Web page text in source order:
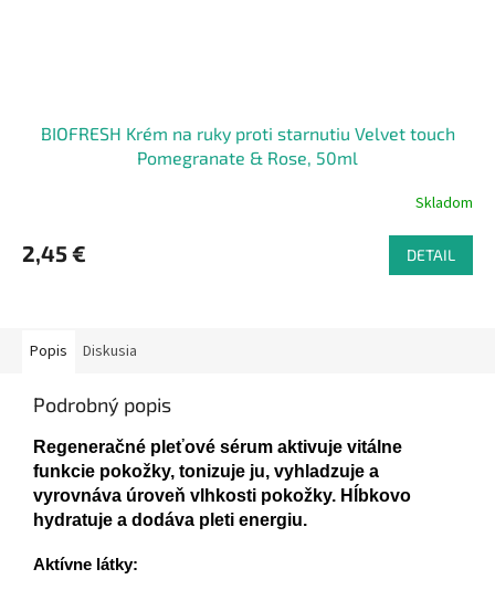
BIOFRESH Krém na ruky proti starnutiu Velvet touch
Pomegranate & Rose, 50ml
Skladom
2,45 € DETAIL
Popis Diskusia
Podrobný popis
Regeneračné pleťové sérum aktivuje vitálne
funkcie pokožky, tonizuje ju, vyhladzuje a
vyrovnáva úroveň vlhkosti pokožky. Hĺbkovo
hydratuje a dodáva pleti energiu.
Aktívne látky: